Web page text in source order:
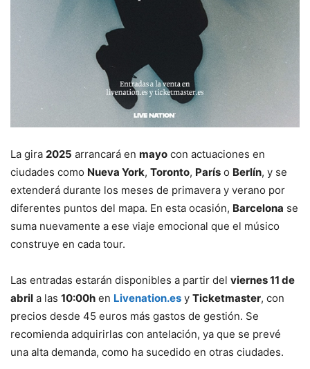
La gira 2025 arrancará en mayo con actuaciones en
ciudades como Nueva York, Toronto, París o Berlín, y se
extenderá durante los meses de primavera y verano por
diferentes puntos del mapa. En esta ocasión, Barcelona se
suma nuevamente a ese viaje emocional que el músico
construye en cada tour.
Las entradas estarán disponibles a partir del viernes 11 de
abril a las 10:00h en Livenation.es y Ticketmaster, con
precios desde 45 euros más gastos de gestión. Se
recomienda adquirirlas con antelación, ya que se prevé
una alta demanda, como ha sucedido en otras ciudades.